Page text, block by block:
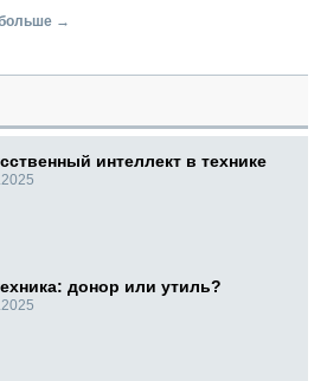
→
интеллект в технике
донор или утиль?